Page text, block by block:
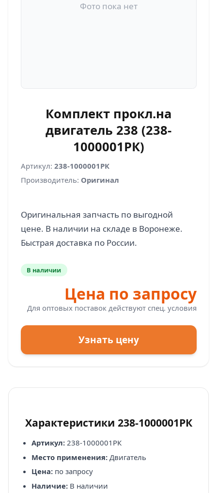
Фото пока нет
Комплект прокл.на
двигатель 238 (238-
1000001РК)
Артикул: 238-1000001РК
Производитель: Оригинал
Оригинальная запчасть по выгодной
цене. В наличии на складе в Воронеже.
В наличии
Цена по запросу
Для оптовых поставок действуют спец. условия
Узнать цену
Характеристики 238-1000001РК
Артикул:238-1000001РК
Место применения:Двигатель
Цена:по запросу
Наличие:В наличии